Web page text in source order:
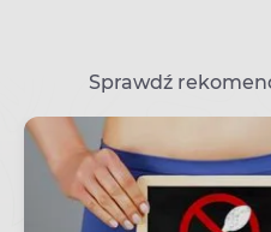
Sprawdź